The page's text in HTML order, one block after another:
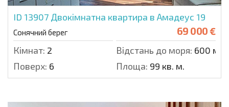
ID 13907 Двокімнатна квартира в Амадеус 19
Сонячний берег 69 000 €
Кімнат: 2 Відстань до моря: 600 м.
Поверх: 6 Площа: 99 кв. м.